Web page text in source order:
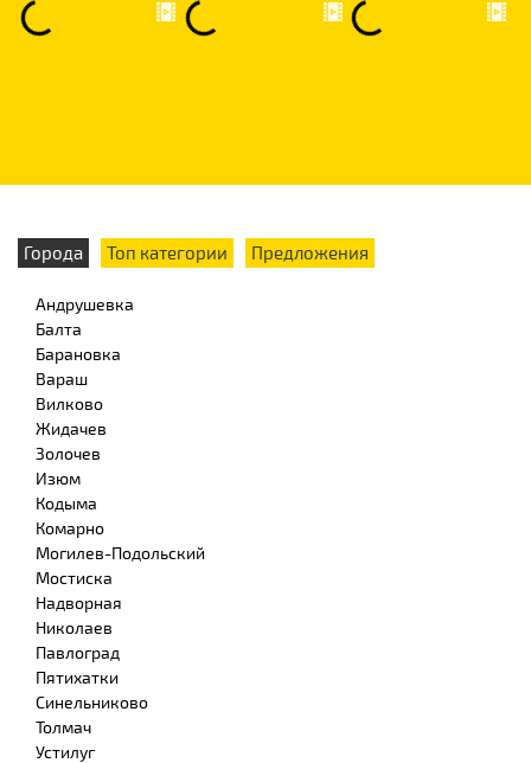
Города Топ категории Предложения
Андрушевка
Балта
Барановка
Вараш
Вилково
Жидачев
Золочев
Изюм
Кодыма
Комарно
Могилев-Подольский
Мостиска
Надворная
Николаев
Павлоград
Пятихатки
Синельниково
Толмач
Устилуг